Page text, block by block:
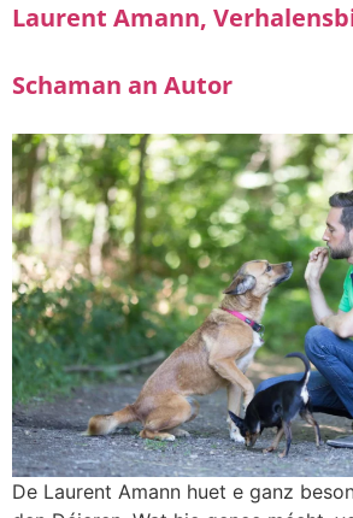
Laurent Amann,
Schaman an Autor
De Laurent Amann huet e ganz